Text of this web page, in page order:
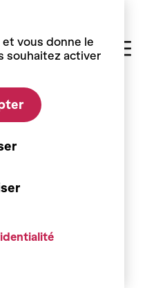
vous donne le
souhaitez activer